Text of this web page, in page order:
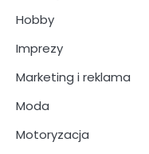
Hobby
Imprezy
Marketing i reklama
Moda
Motoryzacja